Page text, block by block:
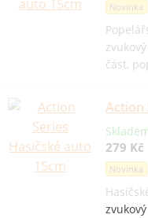
Novinka
část,
Action
279 Kč
Novinka